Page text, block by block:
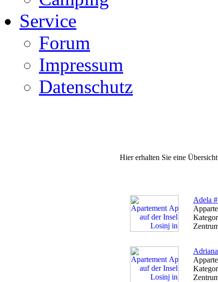
Service
Forum
Impressum
Datenschutz
Hier erhalten Sie eine
Adela